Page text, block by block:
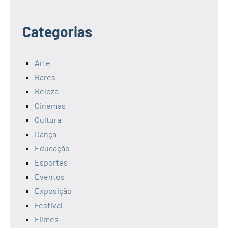
Categorias
Arte
Bares
Beleza
Cinemas
Cultura
Dança
Educação
Esportes
Eventos
Exposição
Festival
Filmes